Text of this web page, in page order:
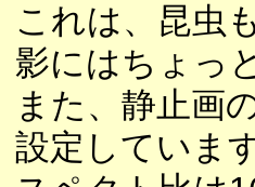
これは、昆虫
影にはちょっ
また、静止画
設定していま